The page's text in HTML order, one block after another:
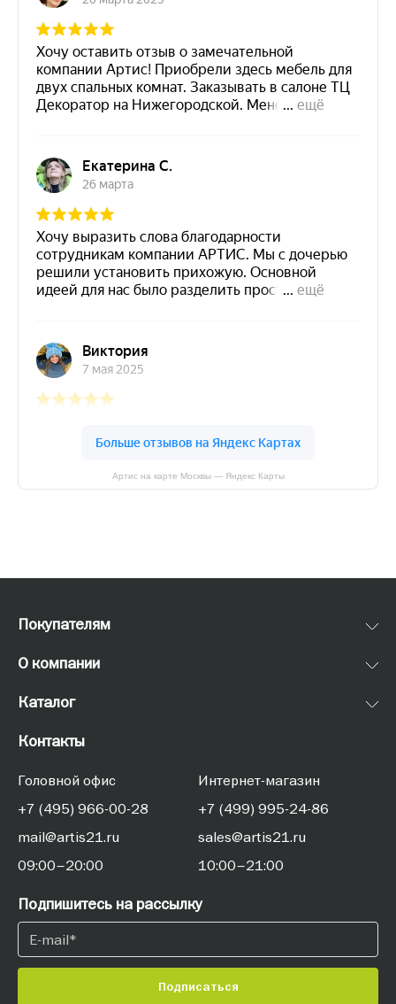
Артис на карте Москвы — Яндекс Карты
Покупателям
О компании
Каталог
Контакты
Головной офис
+7 (495) 966-00-28
mail@artis21.ru
09:00–20:00
Интернет-магазин
+7 (499) 995-24-86
sales@artis21.ru
10:00–21:00
Подпишитесь на рассылку
Подписаться